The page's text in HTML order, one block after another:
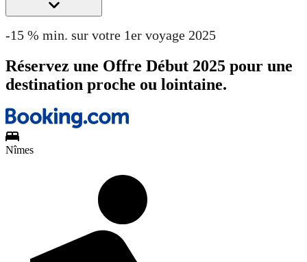
-15 % min. sur votre 1er voyage 2025
Réservez une Offre Début 2025 pour une
destination proche ou lointaine.
Nîmes